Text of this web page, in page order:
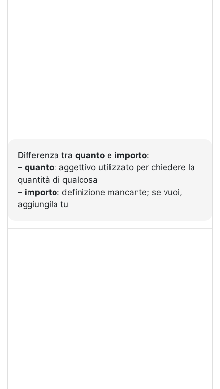
Differenza tra quanto e importo:
– quanto: aggettivo utilizzato per chiedere la
quantità di qualcosa
– importo: definizione mancante; se vuoi,
aggiungila tu